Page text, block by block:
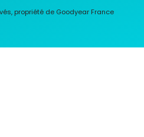
propriété de Goodyear France